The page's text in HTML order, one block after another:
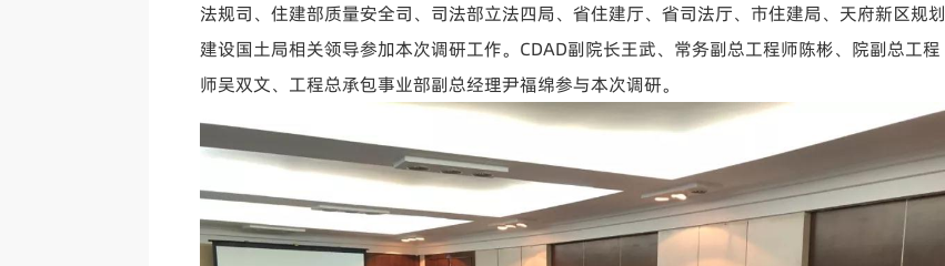
法规司、住建部质量安全司、司法部立法四局、省住建厅、省司法厅、市住建局、天府新区规划
建设国土局相关领导参加本次调研工作。CDAD副院长王武、常务副总工程师陈彬、院副总工程
师吴双文、工程总承包事业部副总经理尹福绵参与本次调研。